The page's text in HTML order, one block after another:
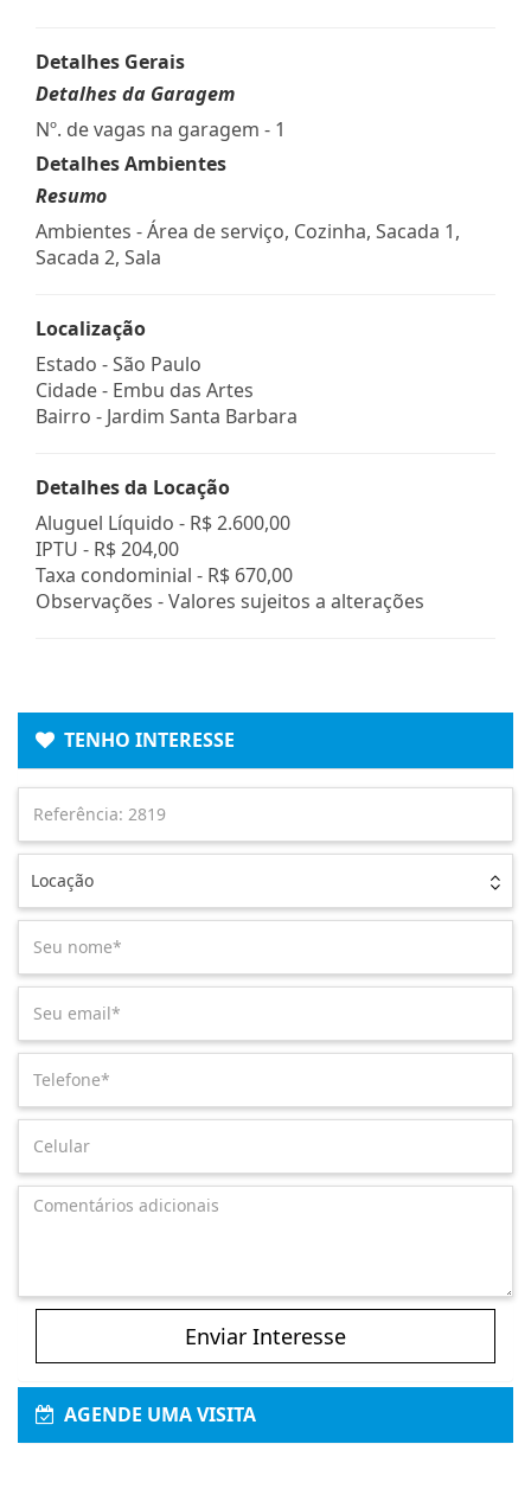
Detalhes Gerais
Detalhes da Garagem
Nº. de vagas na garagem - 1
Detalhes Ambientes
Resumo
Ambientes - Área de serviço, Cozinha, Sacada 1,
Sacada 2, Sala
Localização
Estado -São Paulo
Cidade - Embu das Artes
Bairro - Jardim Santa Barbara
Detalhes da Locação
Aluguel Líquido - R$ 2.600,00
IPTU - R$ 204,00
Taxa condominial - R$ 670,00
Observações - Valores sujeitos a alterações
TENHO INTERESSE
Locação
Enviar Interesse
AGENDE UMA VISITA